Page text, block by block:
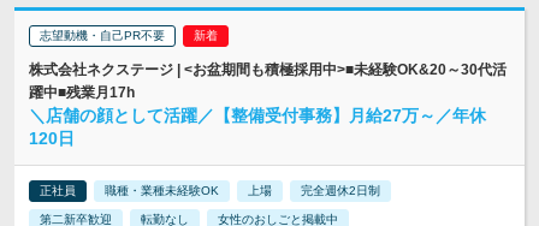
志望動機・自己PR不要
株式会社ネクステージ | <お盆期間も積極採用中>■未経験OK&20～30代活
躍中■残業月17h
＼店舗の顔として活躍／【整備受付事務】月給27万～／年休
120日
正社員 職種・業種未経験OK 上場 完全週休2日制
第二新卒歓迎 転勤なし 女性のおしごと掲載中